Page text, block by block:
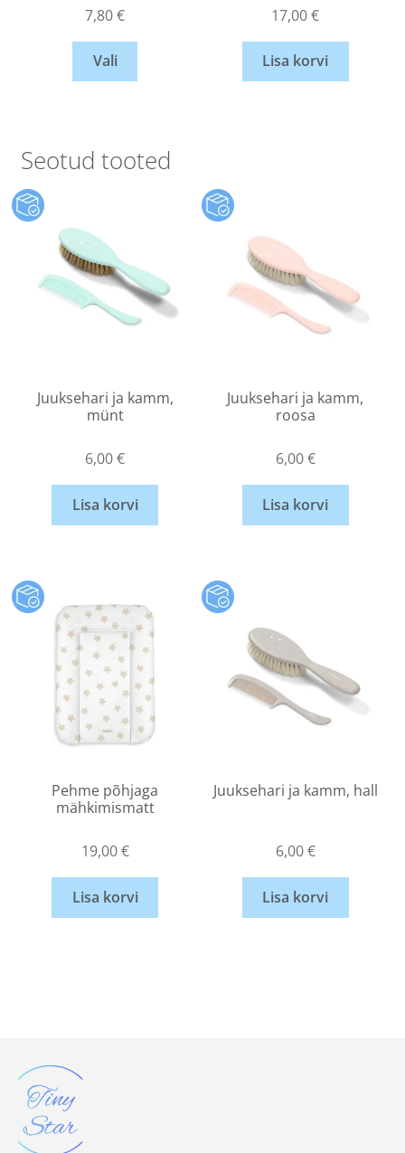
7,80€
Vali
17,00€
Lisa korvi
Seotud tooted
Juuksehari ja kamm,
münt
6,00€
Lisa korvi
Juuksehari ja kamm,
roosa
6,00€
Lisa korvi
Pehme põhjaga
mähkimismatt
19,00€
Lisa korvi
Juuksehari ja kamm, hall
6,00€
Lisa korvi